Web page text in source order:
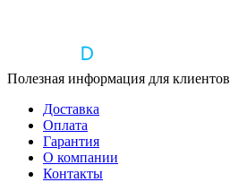
Полезная информация для клиентов
Доставка
Оплата
Гарантия
О компании
Контакты